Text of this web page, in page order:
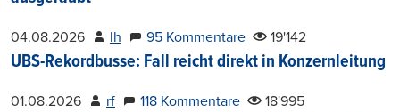
04.08.2026 lh 95 Kommentare 19'142
UBS-Rekordbusse: Fall reicht direkt in Konzernleitung
01.08.2026 rf 118 Kommentare 18'995